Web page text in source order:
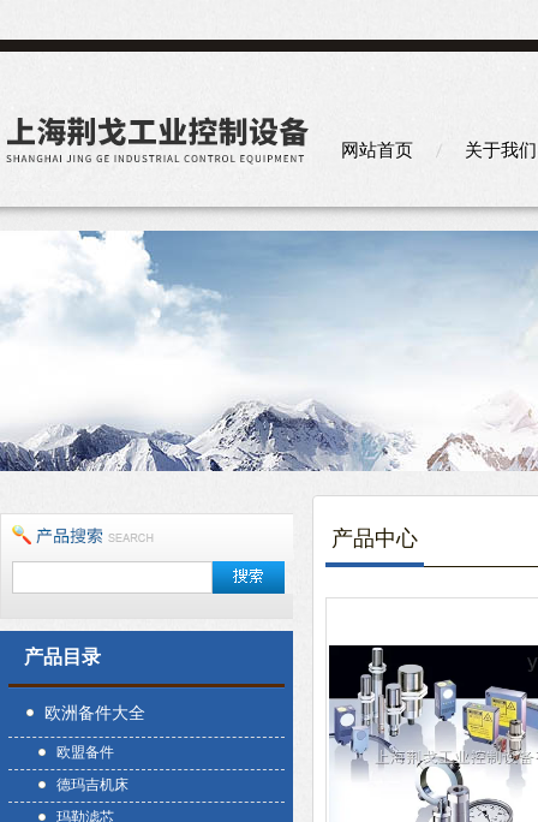
网站首页 关于我们
产品目录
欧洲备件大全
欧盟备件
德玛吉机床
玛勒滤芯
产品中心